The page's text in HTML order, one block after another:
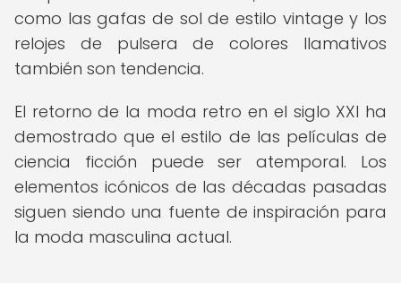
como las gafas de sol de estilo vintage y los
relojes de pulsera de colores llamativos
también son tendencia.
El retorno de la moda retro en el siglo XXI ha
demostrado que el estilo de las películas de
ciencia ficción puede ser atemporal. Los
elementos icónicos de las décadas pasadas
siguen siendo una fuente de inspiración para
la moda masculina actual.